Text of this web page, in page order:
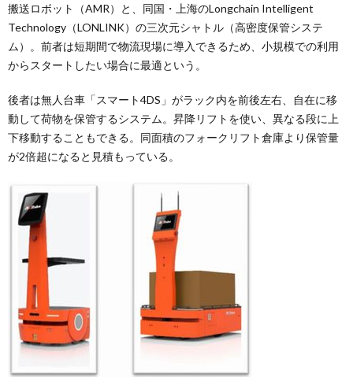
搬送ロボット（AMR）と、同国・上海のLongchain Intelligent
Technology（LONLINK）の三次元シャトル（高密度保管システ
ム）。前者は短期間で物流現場に導入できるため、小規模での利用
からスタートしたい場合に最適という。
後者は無人台車「スマート4DS」がラック内を前後左右、自在に移
動して荷物を保管するシステム。昇降リフトを使い、異なる段に上
下移動することもできる。同面積のフォークリフト倉庫より保管量
が2倍超になると見積もっている。